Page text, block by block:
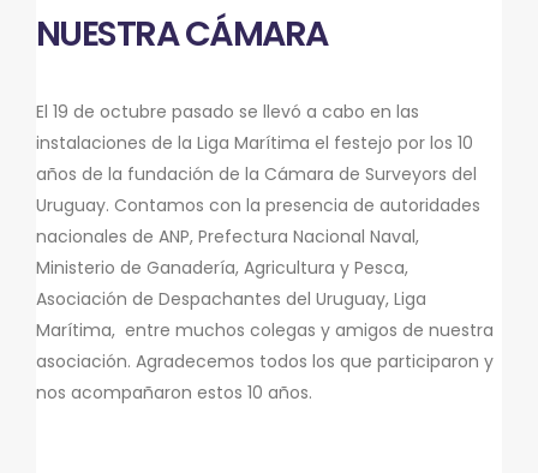
NUESTRA CÁMARA
El 19 de octubre pasado se llevó a cabo en las
instalaciones de la Liga Marítima el festejo por los 10
años de la fundación de la Cámara de Surveyors del
Uruguay. Contamos con la presencia de autoridades
nacionales de ANP, Prefectura Nacional Naval,
Ministerio de Ganadería, Agricultura y Pesca,
Asociación de Despachantes del Uruguay, Liga
Marítima, entre muchos colegas y amigos de nuestra
asociación. Agradecemos todos los que participaron y
nos acompañaron estos 10 años.